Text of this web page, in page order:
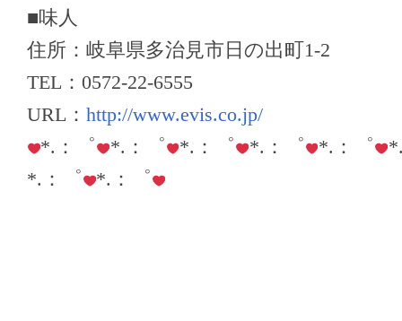
■味人
住所：岐阜県多治見市日の出町1-2
TEL：0572-22-6555
URL： http://www.evis.co.jp/
*.：゜
*.：゜ *.：゜ *.：゜ *.：゜
*.：゜
*.：゜